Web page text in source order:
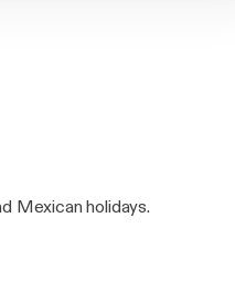
Mexican holidays.